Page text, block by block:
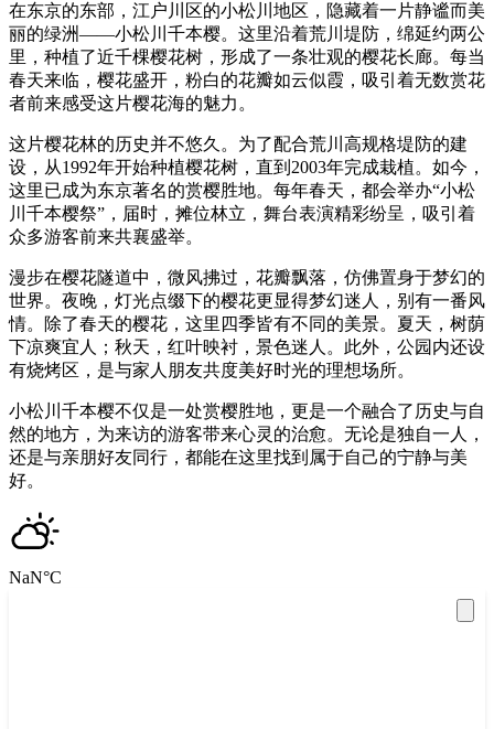
在东京的东部，江户川区的小松川地区，隐藏着一片静谧而美
丽的绿洲——小松川千本樱。这里沿着荒川堤防，绵延约两公
里，种植了近千棵樱花树，形成了一条壮观的樱花长廊。每当
春天来临，樱花盛开，粉白的花瓣如云似霞，吸引着无数赏花
者前来感受这片樱花海的魅力。
这片樱花林的历史并不悠久。为了配合荒川高规格堤防的建
设，从1992年开始种植樱花树，直到2003年完成栽植。如今，
这里已成为东京著名的赏樱胜地。每年春天，都会举办“小松
川千本樱祭”，届时，摊位林立，舞台表演精彩纷呈，吸引着
众多游客前来共襄盛举。
漫步在樱花隧道中，微风拂过，花瓣飘落，仿佛置身于梦幻的
世界。夜晚，灯光点缀下的樱花更显得梦幻迷人，别有一番风
情。除了春天的樱花，这里四季皆有不同的美景。夏天，树荫
下凉爽宜人；秋天，红叶映衬，景色迷人。此外，公园内还设
有烧烤区，是与家人朋友共度美好时光的理想场所。
小松川千本樱不仅是一处赏樱胜地，更是一个融合了历史与自
然的地方，为来访的游客带来心灵的治愈。无论是独自一人，
还是与亲朋好友同行，都能在这里找到属于自己的宁静与美
好。
NaN°C